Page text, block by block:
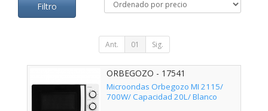
Filtro
Ant. 01 Sig.
ORBEGOZO - 17541
Microondas Orbegozo MI 2115/
700W/ Capacidad 20L/ Blanco